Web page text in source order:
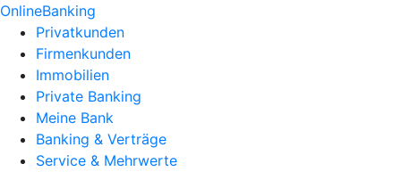
OnlineBanking
Privatkunden
Firmenkunden
Immobilien
Private Banking
Meine Bank
Banking & Verträge
Service & Mehrwerte